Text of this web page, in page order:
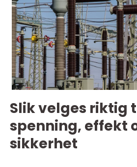
Slik velges riktig
spenning, effekt
sikkerhet